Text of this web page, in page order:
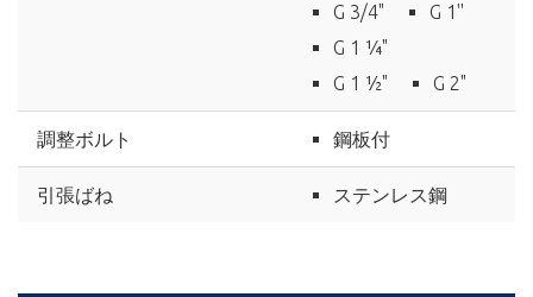
G 3/4"
G 1''
G 1 ¼"
G 1 ½"
G 2"
調整ボルト 鋼板付
引張ばね ステンレス鋼